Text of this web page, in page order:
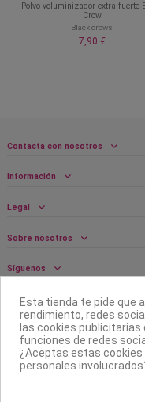
Polvo voluminizador extra fuerte
Crow
Black crows
7,90 €
Contacta con nosotros
Información
Legal
Sobre nosotros
Síguenos
Boletín
Esta tienda te pide que
rendimiento, redes
las cookies
funciones de redes
¿Aceptas estas
personales